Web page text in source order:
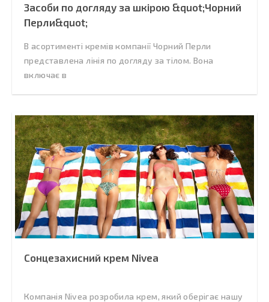
Засоби по догляду за шкірою &quot;Чорний
Перли&quot;
В асортименті кремів компанії Чорний Перли
представлена лінія по догляду за тілом. Вона
включає в
Сонцезахисний крем Nivea
Компанія Nivea розробила крем, який оберігає нашу